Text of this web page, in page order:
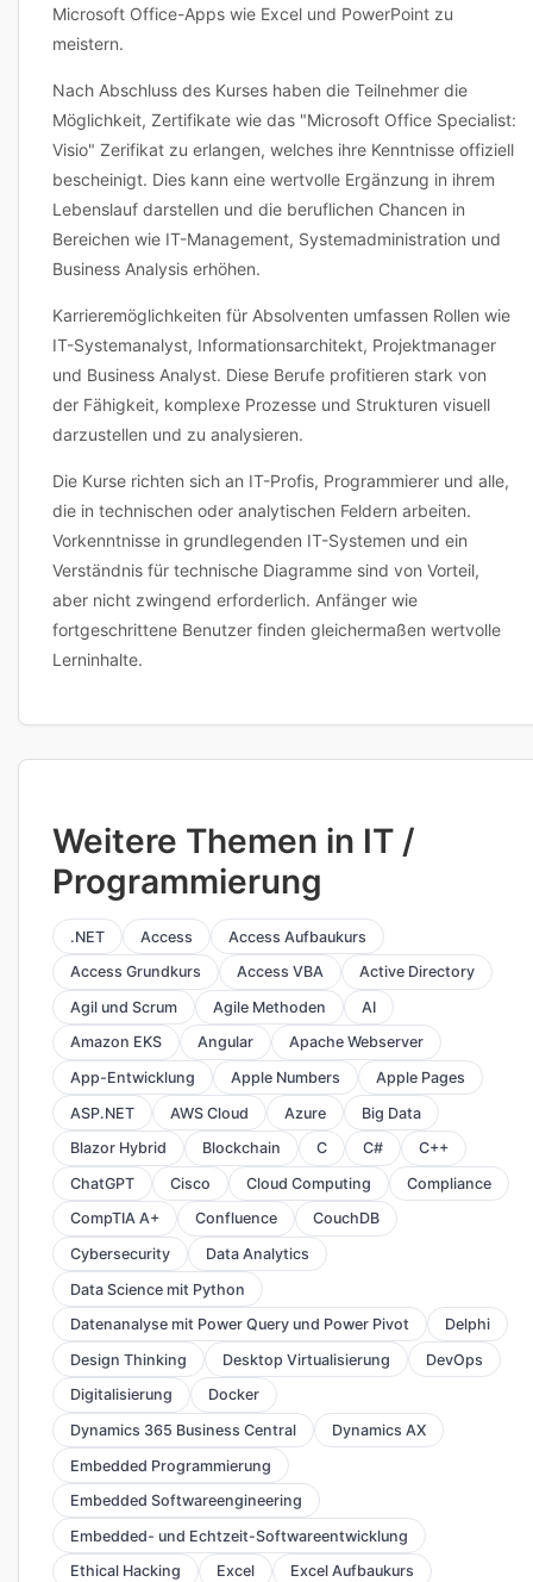
Microsoft Office-Apps wie Excel und PowerPoint zu
meistern.
Nach Abschluss des Kurses haben die Teilnehmer die
Möglichkeit, Zertifikate wie das "Microsoft Office Specialist:
Visio" Zerifikat zu erlangen, welches ihre Kenntnisse offiziell
bescheinigt. Dies kann eine wertvolle Ergänzung in ihrem
Lebenslauf darstellen und die beruflichen Chancen in
Bereichen wie IT-Management, Systemadministration und
Business Analysis erhöhen.
Karrieremöglichkeiten für Absolventen umfassen Rollen wie
IT-Systemanalyst, Informationsarchitekt, Projektmanager
und Business Analyst. Diese Berufe profitieren stark von
der Fähigkeit, komplexe Prozesse und Strukturen visuell
darzustellen und zu analysieren.
Die Kurse richten sich an IT-Profis, Programmierer und alle,
die in technischen oder analytischen Feldern arbeiten.
Vorkenntnisse in grundlegenden IT-Systemen und ein
Verständnis für technische Diagramme sind von Vorteil,
aber nicht zwingend erforderlich. Anfänger wie
fortgeschrittene Benutzer finden gleichermaßen wertvolle
Lerninhalte.
Weitere Themen in IT /
Programmierung
.NET Access
Access Aufbaukurs
Access Grundkurs
Access VBA
Active Directory
Agil und Scrum
Agile Methoden
AI
Amazon EKS
Angular
Apache Webserver
App-Entwicklung
Apple Numbers
Apple Pages
ASP.NET
AWS Cloud Azure
Big Data
Blazor Hybrid
Blockchain C C#
C++
ChatGPT
Cisco Cloud Computing
Compliance
CompTIA A+
Confluence
CouchDB
Cybersecurity
Data Analytics
Data Science mit Python
Datenanalyse mit Power Query und Power Pivot
Delphi
Design Thinking
Desktop Virtualisierung
DevOps
Digitalisierung
Docker
Dynamics 365 Business Central
Dynamics AX
Embedded Programmierung
Embedded Softwareengineering
Embedded- und Echtzeit-Softwareentwicklung
Ethical Hacking
Excel
Excel Aufbaukurs